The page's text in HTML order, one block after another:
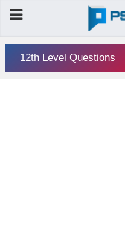
12th Level Questions